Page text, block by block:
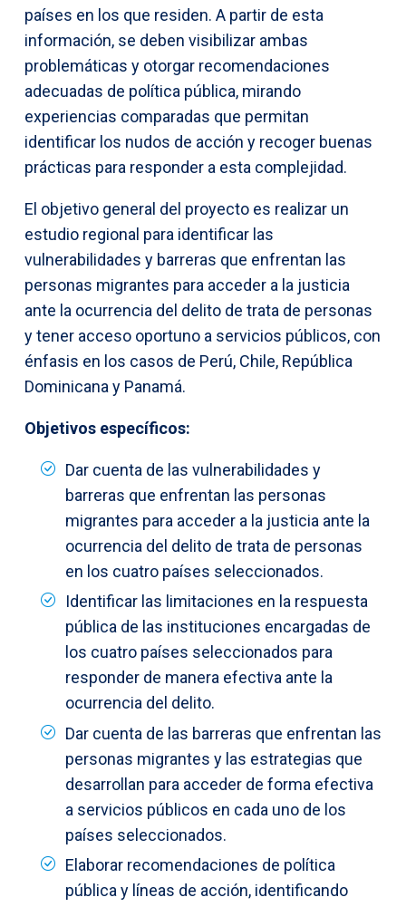
países en los que residen. A partir de esta
información, se deben visibilizar ambas
problemáticas y otorgar recomendaciones
adecuadas de política pública, mirando
experiencias comparadas que permitan
identificar los nudos de acción y recoger buenas
prácticas para responder a esta complejidad.
El objetivo general del proyecto es realizar un
estudio regional para identificar las
vulnerabilidades y barreras que enfrentan las
personas migrantes para acceder a la justicia
ante la ocurrencia del delito de trata de personas
y tener acceso oportuno a servicios públicos, con
énfasis en los casos de Perú, Chile, República
Dominicana y Panamá.
Objetivos específicos:
Dar cuenta de las vulnerabilidades y
barreras que enfrentan las personas
migrantes para acceder a la justicia ante la
ocurrencia del delito de trata de personas
en los cuatro países seleccionados.
Identificar las limitaciones en la respuesta
pública de las instituciones encargadas de
los cuatro países seleccionados para
responder de manera efectiva ante la
ocurrencia del delito.
Dar cuenta de las barreras que enfrentan las
personas migrantes y las estrategias que
desarrollan para acceder de forma efectiva
a servicios públicos en cada uno de los
países seleccionados.
Elaborar recomendaciones de política
pública y líneas de acción, identificando